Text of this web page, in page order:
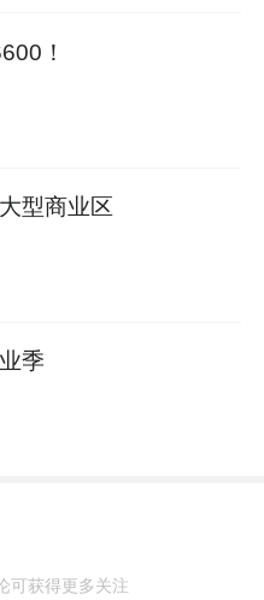
！
型商业区
季
可获得更多关注